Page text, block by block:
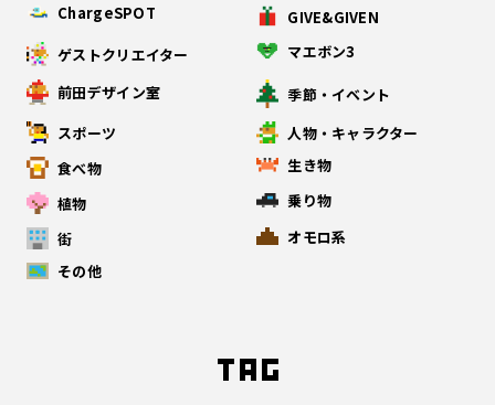
ChargeSPOT
GIVE&GIVEN
ゲストクリエイター
マエボン3
前田デザイン室
季節・イベント
スポーツ
人物・キャラクター
食べ物
生き物
植物
乗り物
街
オモロ系
その他